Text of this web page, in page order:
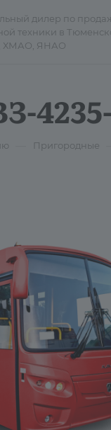
дилер по
техники в
ХМАО, ЯНАО
Пригородные